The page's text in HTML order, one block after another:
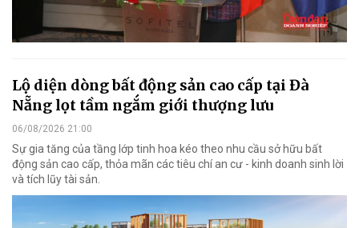
Lộ diện dòng bất động sản cao cấp tại Đà
Nẵng lọt tầm ngắm giới thượng lưu
06/08/2026 21:00
Sự gia tăng của tầng lớp tinh hoa kéo theo nhu cầu sở hữu bất
động sản cao cấp, thỏa mãn các tiêu chí an cư - kinh doanh sinh lời
và tích lũy tài sản.